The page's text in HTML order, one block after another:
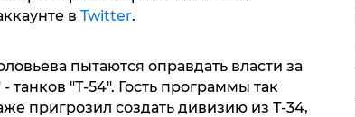
в Twitter.
пытаются оправдать власти за
"Т-54". Гость программы так
пригрозил создать дивизию из Т-34,